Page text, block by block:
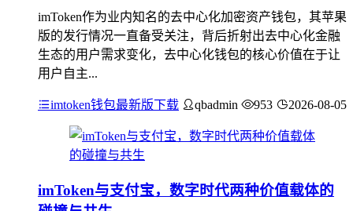
imToken作为业内知名的去中心化加密资产钱包，其苹果
版的发行情况一直备受关注，背后折射出去中心化金融
生态的用户需求变化，去中心化钱包的核心价值在于让
用户自主...
imtoken钱包最新版下载 qbadmin 953 2026-08-05
imToken与支付宝，数字时代两种价值载体的